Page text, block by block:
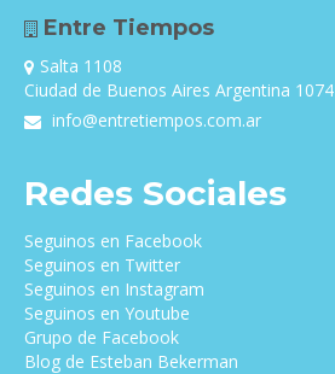
Entre Tiempos
Salta 1108
Ciudad de Buenos Aires Argentina 1074
info@entretiempos.com.ar
Redes Sociales
Seguinos en Facebook
Seguinos en Twitter
Seguinos en Instagram
Seguinos en Youtube
Grupo de Facebook
Blog de Esteban Bekerman